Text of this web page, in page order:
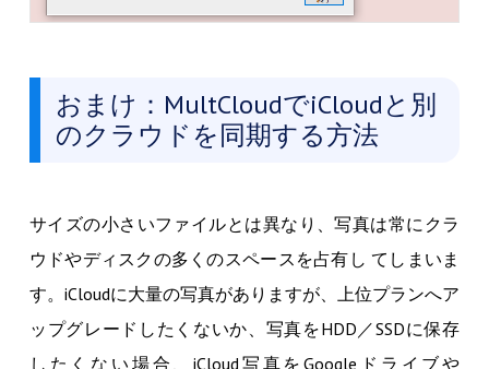
おまけ：MultCloudでiCloudと別
のクラウドを同期する方法
サイズの小さいファイルとは異なり、写真は常にクラ
ウドやディスクの多くのスペースを占有し てしまいま
す。iCloudに大量の写真がありますが、上位プランへア
ップグレードしたくないか、写真をHDD／SSDに保存
したくない場合、iCloud写真をGoogleドライブや